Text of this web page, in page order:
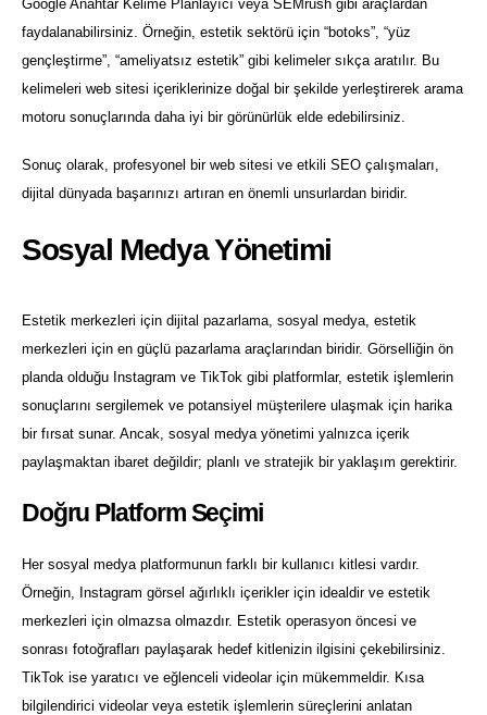
Google Anahtar Kelime Planlayıcı veya SEMrush gibi araçlardan
faydalanabilirsiniz. Örneğin, estetik sektörü için “botoks”, “yüz
gençleştirme”, “ameliyatsız estetik” gibi kelimeler sıkça aratılır. Bu
kelimeleri web sitesi içeriklerinize doğal bir şekilde yerleştirerek arama
motoru sonuçlarında daha iyi bir görünürlük elde edebilirsiniz.
Sonuç olarak, profesyonel bir web sitesi ve etkili SEO çalışmaları,
dijital dünyada başarınızı artıran en önemli unsurlardan biridir.
Sosyal Medya Yönetimi
Estetik merkezleri için dijital pazarlama, sosyal medya, estetik
merkezleri için en güçlü pazarlama araçlarından biridir. Görselliğin ön
planda olduğu Instagram ve TikTok gibi platformlar, estetik işlemlerin
sonuçlarını sergilemek ve potansiyel müşterilere ulaşmak için harika
bir fırsat sunar. Ancak, sosyal medya yönetimi yalnızca içerik
paylaşmaktan ibaret değildir; planlı ve stratejik bir yaklaşım gerektirir.
Doğru Platform Seçimi
Her sosyal medya platformunun farklı bir kullanıcı kitlesi vardır.
Örneğin, Instagram görsel ağırlıklı içerikler için idealdir ve estetik
merkezleri için olmazsa olmazdır. Estetik operasyon öncesi ve
sonrası fotoğrafları paylaşarak hedef kitlenizin ilgisini çekebilirsiniz.
TikTok ise yaratıcı ve eğlenceli videolar için mükemmeldir. Kısa
bilgilendirici videolar veya estetik işlemlerin süreçlerini anlatan